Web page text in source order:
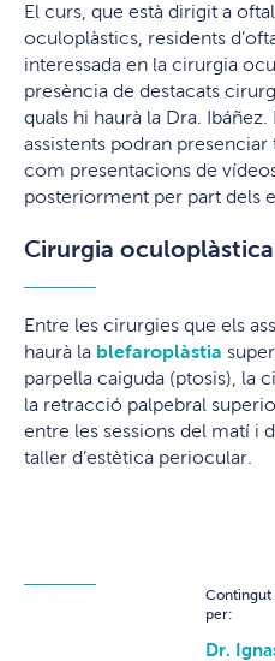
El curs, que està dirigit a
oculoplàstics, residents
interessada en la cirurgia
presència de destacats
quals hi haurà la Dra.
assistents podran
com presentacions de
posteriorment per part dels
Cirurgia
Entre les cirurgies que els
haurà la blefaroplàstia
parpella caiguda (ptosis), la
la retracció palpebral
entre les sessions del matí i
taller d’estètica periocular.
Contingut
per:
Dr.